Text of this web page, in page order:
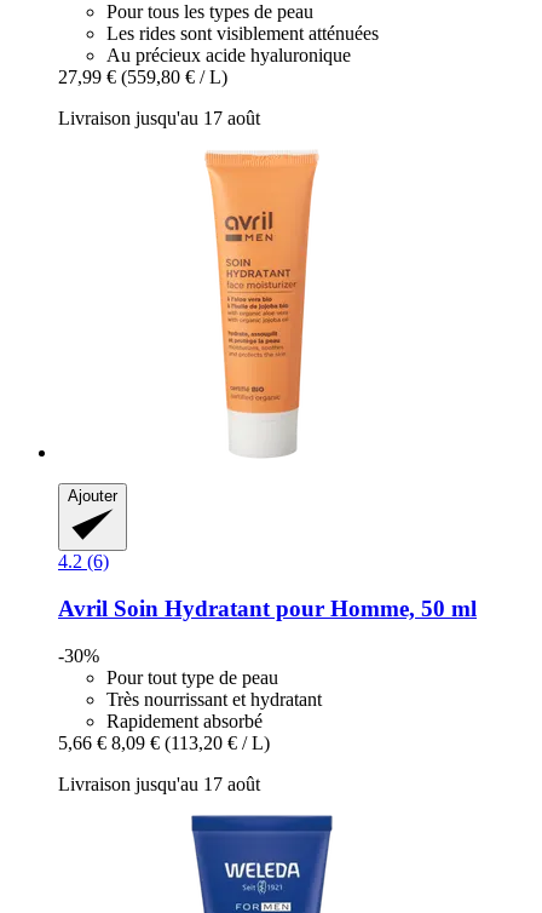
Pour tous les types de peau
Les rides sont visiblement atténuées
Au précieux acide hyaluronique
27,99 € (559,80 € / L)
Livraison jusqu'au 17 août
Ajouter
4.2 (6)
Avril Soin Hydratant pour Homme, 50 ml
-30%
Pour tout type de peau
Très nourrissant et hydratant
Rapidement absorbé
5,66 € 8,09 € (113,20 € / L)
Livraison jusqu'au 17 août